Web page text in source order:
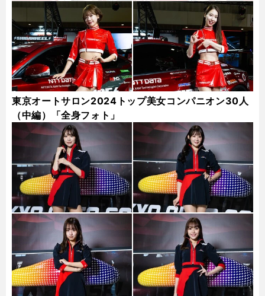
東京オートサロン2024トップ美女コンパニオン30人
（中編）「全身フォト」